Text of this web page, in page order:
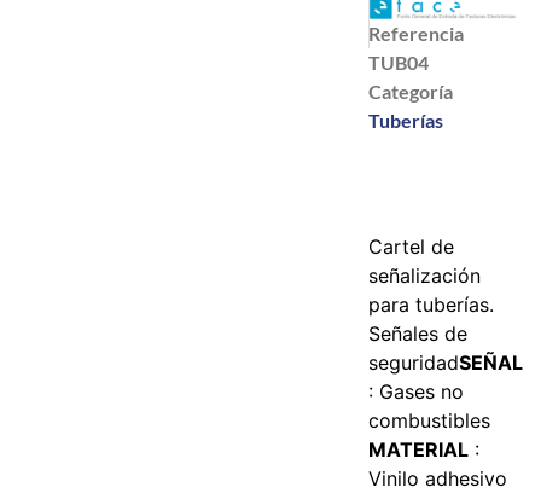
Referencia
TUB04
Categoría
Tuberías
Cartel de
señalización
para tuberías.
Señales de
seguridadSEÑAL
: Gases no
combustibles
MATERIAL :
Vinilo adhesivo